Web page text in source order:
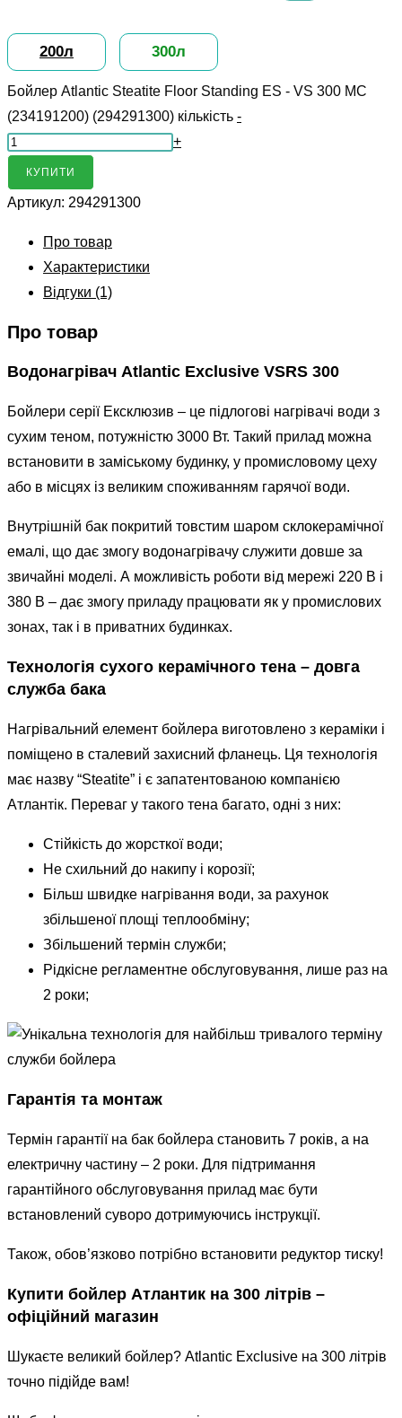
200л 300л
Бойлер Atlantic Steatite Floor Standing ES - VS 300 MC
(234191200) (294291300) кількість -
+
КУПИТИ
Артикул: 294291300
Про товар
Характеристики
Відгуки (1)
Про товар
Водонагрівач Atlantic Exclusive VSRS 300
Бойлери серії Ексклюзив – це підлогові нагрівачі води з
сухим теном, потужністю 3000 Вт. Такий прилад можна
встановити в заміському будинку, у промисловому цеху
або в місцях із великим споживанням гарячої води.
Внутрішній бак покритий товстим шаром склокерамічної
емалі, що дає змогу водонагрівачу служити довше за
звичайні моделі. А можливість роботи від мережі 220 В і
380 В – дає змогу приладу працювати як у промислових
зонах, так і в приватних будинках.
Технологія сухого керамічного тена – довга
служба бака
Нагрівальний елемент бойлера виготовлено з кераміки і
поміщено в сталевий захисний фланець. Ця технологія
має назву “Steatite” і є запатентованою компанією
Атлантік. Переваг у такого тена багато, одні з них:
Стійкість до жорсткої води;
Не схильний до накипу і корозії;
Більш швидке нагрівання води, за рахунок
збільшеної площі теплообміну;
Збільшений термін служби;
Рідкісне регламентне обслуговування, лише раз на
2 роки;
Гарантія та монтаж
Термін гарантії на бак бойлера становить 7 років, а на
електричну частину – 2 роки. Для підтримання
гарантійного обслуговування прилад має бути
встановлений суворо дотримуючись інструкції.
Також, обов’язково потрібно встановити редуктор тиску!
Купити бойлер Атлантик на 300 літрів –
офіційний магазин
Шукаєте великий бойлер? Atlantic Exclusive на 300 літрів
точно підійде вам!